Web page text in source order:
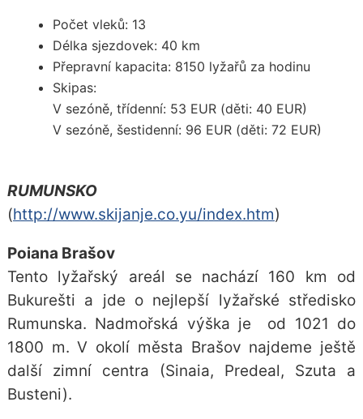
Počet vleků: 13
Délka sjezdovek: 40 km
Přepravní kapacita: 8150 lyžařů za hodinu
Skipas:
V sezóně, třídenní: 53 EUR (děti: 40 EUR)
V sezóně, šestidenní: 96 EUR (děti: 72 EUR)
RUMUNSKO
(http://www.skijanje.co.yu/index.htm)
Poiana Brašov
Tento lyžařský areál se nachází 160 km od
Bukurešti a jde o nejlepší lyžařské středisko
Rumunska. Nadmořská výška je od 1021 do
1800 m. V okolí města Brašov najdeme ještě
další zimní centra (Sinaia, Predeal, Szuta a
Busteni).